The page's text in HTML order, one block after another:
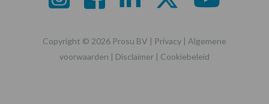
Copyright © 2026 Prosu BV | Privacy | Algemene
voorwaarden | Disclaimer | Cookiebeleid